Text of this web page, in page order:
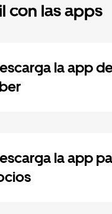
con las apps
la app
la app